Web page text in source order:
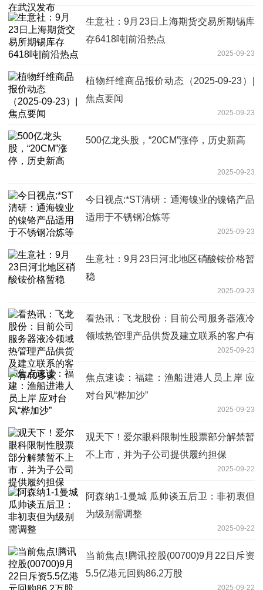
生意社：9月23日上海期货交易所期锡库
存6418吨|前沿热点
2025-09-23
植物纤维商品报价动态（2025-09-23）|
焦点要闻
2025-09-23
500亿龙头股，“20CM”涨停，历史新高
2025-09-23
今日视点:*ST清研：通海镍业的镍铬产品
适用于不锈钢冶炼等
2025-09-23
生意社：9月23日河北地区硝酸铵价格暂
稳
2025-09-23
看热讯：飞龙股份：目前公司服务器液冷
领域热管理产品供货及建立联系的客户有
2025-09-23
焦点速读：福建：渔船进港人员上岸 应
对台风“桦加沙”
2025-09-23
观天下！爱尔眼科限制性股票部分解禁暂
不上市，并为子公司提供履约担保
2025-09-22
阿森纳1-1曼城 瓜帅谈五后卫：非初衷但
为级别需调整
2025-09-22
当前焦点!腾讯控股(00700)9月22日斥资
5.5亿港元回购86.2万股
2025-09-22